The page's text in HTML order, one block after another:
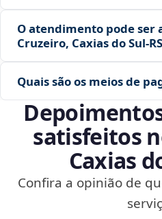
O atendimento pode ser
Cruzeiro, Caxias do
Quais são os meios de
satisfeitos
Caxias
Confira a opinião de